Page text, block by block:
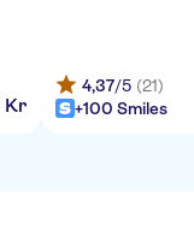
Kr
4,37/5 (21)
+100 Smiles